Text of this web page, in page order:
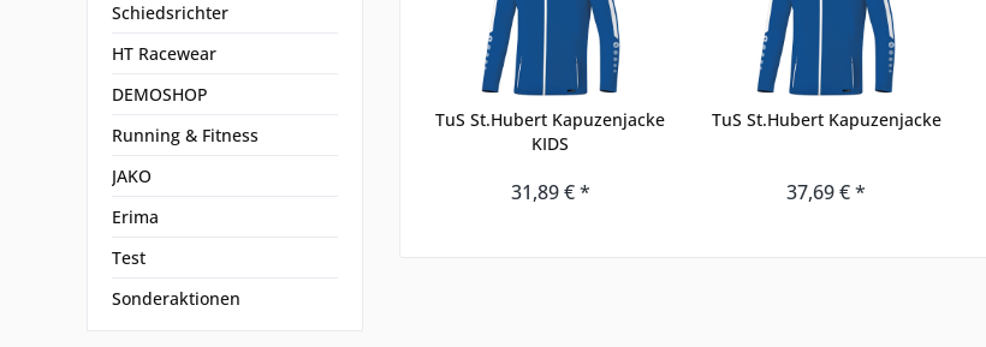
Schiedsrichter
HT Racewear
DEMOSHOP
Running & Fitness
JAKO
Erima
Test
Sonderaktionen
TuS St.Hubert Kapuzenjacke
KIDS
31,89 € *
TuS St.Hubert Kapuzenjacke
37,69 € *